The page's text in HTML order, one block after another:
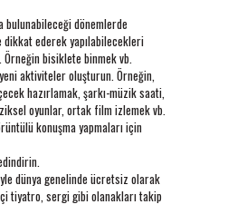
bulunabileceği dönemlerde
dikkat ederek yapılabilecekleri
bisiklete binmek vb.
aktiviteler oluşturun. Örneğin,
hazırlamak, şarkı-müzik saati,
oyunlar, ortak film izlemek vb.
konuşma yapmaları için
dünya genelinde ücretsiz olarak
tiyatro, sergi gibi olanakları takip